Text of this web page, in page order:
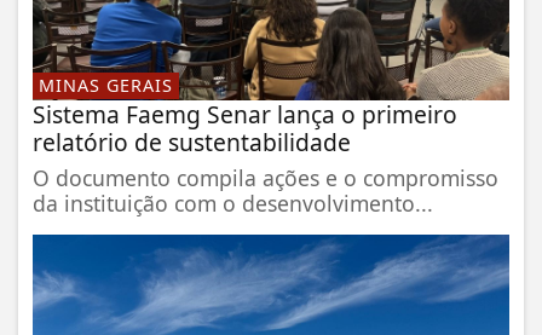
MINAS GERAIS
Sistema Faemg Senar lança o primeiro
relatório de sustentabilidade
O documento compila ações e o compromisso
da instituição com o desenvolvimento...